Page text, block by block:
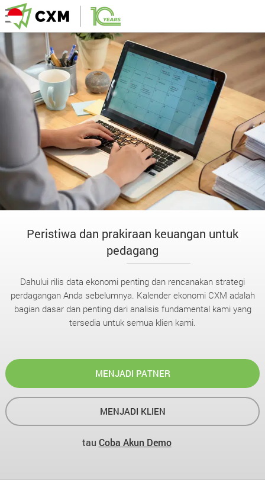
Peristiwa dan prakiraan keuangan untuk
pedagang
Dahului rilis data ekonomi penting dan rencanakan strategi
perdagangan Anda sebelumnya. Kalender ekonomi CXM adalah
bagian dasar dan penting dari analisis fundamental kami yang
tersedia untuk semua klien kami.
MENJADI PATNER
MENJADI KLIEN
tau Coba Akun Demo